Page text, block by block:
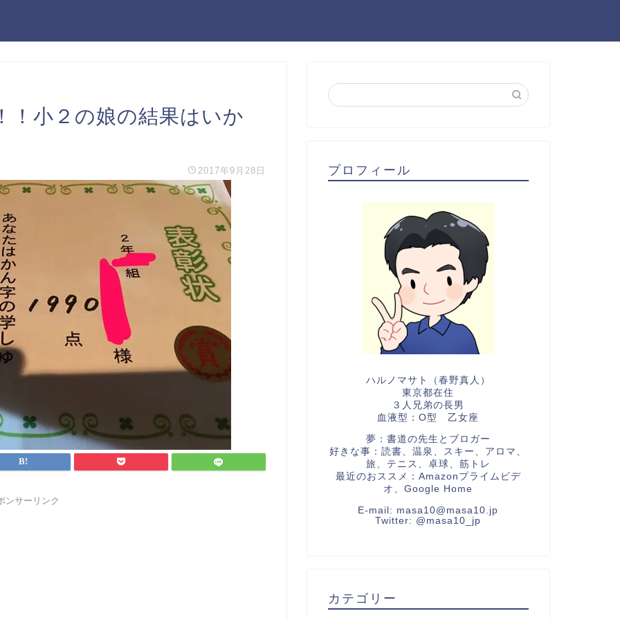
小２の娘の結果はいか
2017年9月28日
ンサーリンク
プロフィール
ハルノマサト（春野真人）
東京都在住
３人兄弟の長男
血液型：O型 乙女座
夢：書道の先生とブロガー
好きな事：読書、温泉、スキー、アロマ、
旅、テニス、卓球、筋トレ
最近のおススメ：Amazonプライムビデ
オ、Google Home
E-mail: masa10@masa10.jp
Twitter: @masa10_jp
カテゴリー